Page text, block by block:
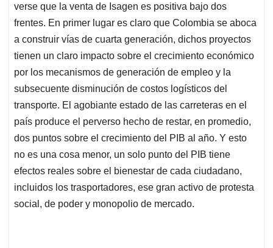
verse que la venta de Isagen es positiva bajo dos
frentes. En primer lugar es claro que Colombia se aboca
a construir vías de cuarta generación, dichos proyectos
tienen un claro impacto sobre el crecimiento económico
por los mecanismos de generación de empleo y la
subsecuente disminución de costos logísticos del
transporte. El agobiante estado de las carreteras en el
país produce el perverso hecho de restar, en promedio,
dos puntos sobre el crecimiento del PIB al año. Y esto
no es una cosa menor, un solo punto del PIB tiene
efectos reales sobre el bienestar de cada ciudadano,
incluidos los trasportadores, ese gran activo de protesta
social, de poder y monopolio de mercado.